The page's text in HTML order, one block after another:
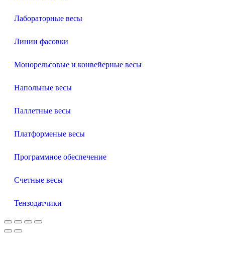
Лабораторные весы
Линии фасовки
Монорельсовые и конвейерные весы
Напольные весы
Паллетные весы
Платформеные весы
Программное обеспечение
Счетные весы
Тензодатчики